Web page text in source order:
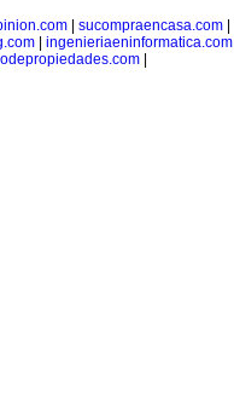
sucompraencasa.com
ingenieriaeninformatica.com
|